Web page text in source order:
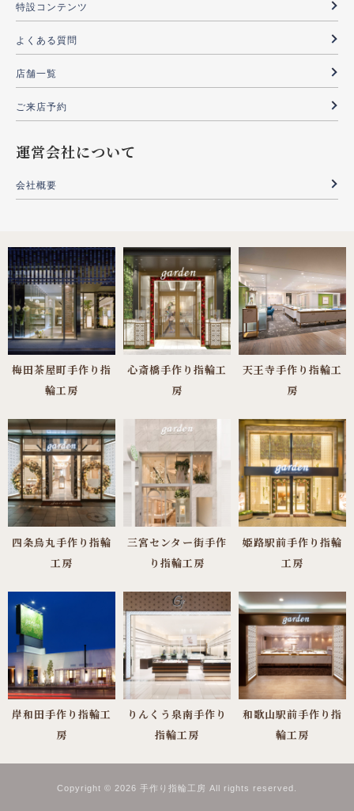
特設コンテンツ
よくある質問
店舗一覧
ご来店予約
運営会社について
会社概要
梅田茶屋町手作り指
輪工房
心斎橋手作り指輪工
房
天王寺手作り指輪工
房
四条烏丸手作り指輪
工房
三宮センター街手作
り指輪工房
姫路駅前手作り指輪
工房
岸和田手作り指輪工
房
りんくう泉南手作り
指輪工房
和歌山駅前手作り指
輪工房
Copyright © 2026 手作り指輪工房 All rights reserved.